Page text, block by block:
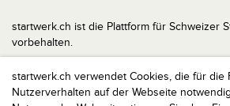
startwerk.ch verwendet Cookies, die für die
Nutzerverhalten auf der Webseite
startwerk.ch ist die Plattform für Schweizer
vorbehalten.
Impressum
Kontakt